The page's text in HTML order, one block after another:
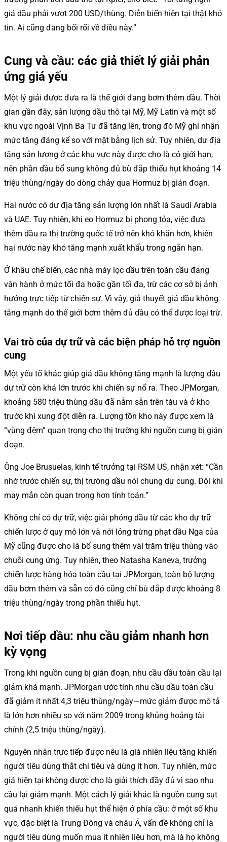
giá dầu phải vượt 200 USD/thùng. Diễn biến hiện tại thật khó
tin. Ai cũng đang bối rối về điều này.”
Cung và cầu: các giả thiết lý giải phản
ứng giá yếu
Một lý giải được đưa ra là thế giới đang bơm thêm dầu. Thời
gian gần đây, sản lượng dầu thô tại Mỹ, Mỹ Latin và một số
khu vực ngoài Vịnh Ba Tư đã tăng lên, trong đó Mỹ ghi nhận
mức tăng đáng kể so với mặt bằng lịch sử. Tuy nhiên, dư địa
tăng sản lượng ở các khu vực này được cho là có giới hạn,
nên phần dầu bổ sung không đủ bù đắp thiếu hụt khoảng 14
triệu thùng/ngày do dòng chảy qua Hormuz bị gián đoạn.
Hai nước có dư địa tăng sản lượng lớn nhất là Saudi Arabia
và UAE. Tuy nhiên, khi eo Hormuz bị phong tỏa, việc đưa
thêm dầu ra thị trường quốc tế trở nên khó khăn hơn, khiến
hai nước này khó tăng mạnh xuất khẩu trong ngắn hạn.
Ở khâu chế biến, các nhà máy lọc dầu trên toàn cầu đang
vận hành ở mức tối đa hoặc gần tối đa, trừ các cơ sở bị ảnh
hưởng trực tiếp từ chiến sự. Vì vậy, giả thuyết giá dầu không
tăng mạnh do thế giới bơm thêm đủ dầu có thể được loại trừ.
Vai trò của dự trữ và các biện pháp hỗ trợ nguồn
cung
Một yếu tố khác giúp giá dầu không tăng mạnh là lượng dầu
dự trữ còn khá lớn trước khi chiến sự nổ ra. Theo JPMorgan,
khoảng 580 triệu thùng dầu đã nằm sẵn trên tàu và ở kho
trước khi xung đột diễn ra. Lượng tồn kho này được xem là
“vùng đệm” quan trọng cho thị trường khi nguồn cung bị gián
đoạn.
Ông Joe Brusuelas, kinh tế trưởng tại RSM US, nhận xét: “Cần
nhớ trước chiến sự, thị trường dầu nói chung dư cung. Đôi khi
may mắn còn quan trọng hơn tính toán.”
Không chỉ có dự trữ, việc giải phóng dầu từ các kho dự trữ
chiến lược ở quy mô lớn và nới lỏng trừng phạt dầu Nga của
Mỹ cũng được cho là bổ sung thêm vài trăm triệu thùng vào
chuỗi cung ứng. Tuy nhiên, theo Natasha Kaneva, trưởng
chiến lược hàng hóa toàn cầu tại JPMorgan, toàn bộ lượng
dầu bơm thêm và sẵn có đó cũng chỉ bù đắp được khoảng 8
triệu thùng/ngày trong phần thiếu hụt.
Nơi tiếp dầu: nhu cầu giảm nhanh hơn
kỳ vọng
Trong khi nguồn cung bị gián đoạn, nhu cầu dầu toàn cầu lại
giảm khá mạnh. JPMorgan ước tính nhu cầu dầu toàn cầu
đã giảm ít nhất 4,3 triệu thùng/ngày—mức giảm được mô tả
là lớn hơn nhiều so với năm 2009 trong khủng hoảng tài
chính (2,5 triệu thùng/ngày).
Nguyên nhân trực tiếp được nêu là giá nhiên liệu tăng khiến
người tiêu dùng thắt chi tiêu và dùng ít hơn. Tuy nhiên, mức
giá hiện tại không được cho là giải thích đầy đủ vì sao nhu
cầu lại giảm mạnh. Một cách lý giải khác là nguồn cung sụt
quá nhanh khiến thiếu hụt thể hiện ở phía cầu: ở một số khu
vực, đặc biệt là Trung Đông và châu Á, vấn đề không chỉ là
người tiêu dùng muốn mua ít nhiên liệu hơn, mà là họ không